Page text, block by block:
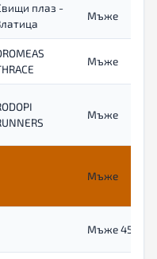
плаз -
Mъже
Mъже
Mъже
Mъже
Мъже 45+